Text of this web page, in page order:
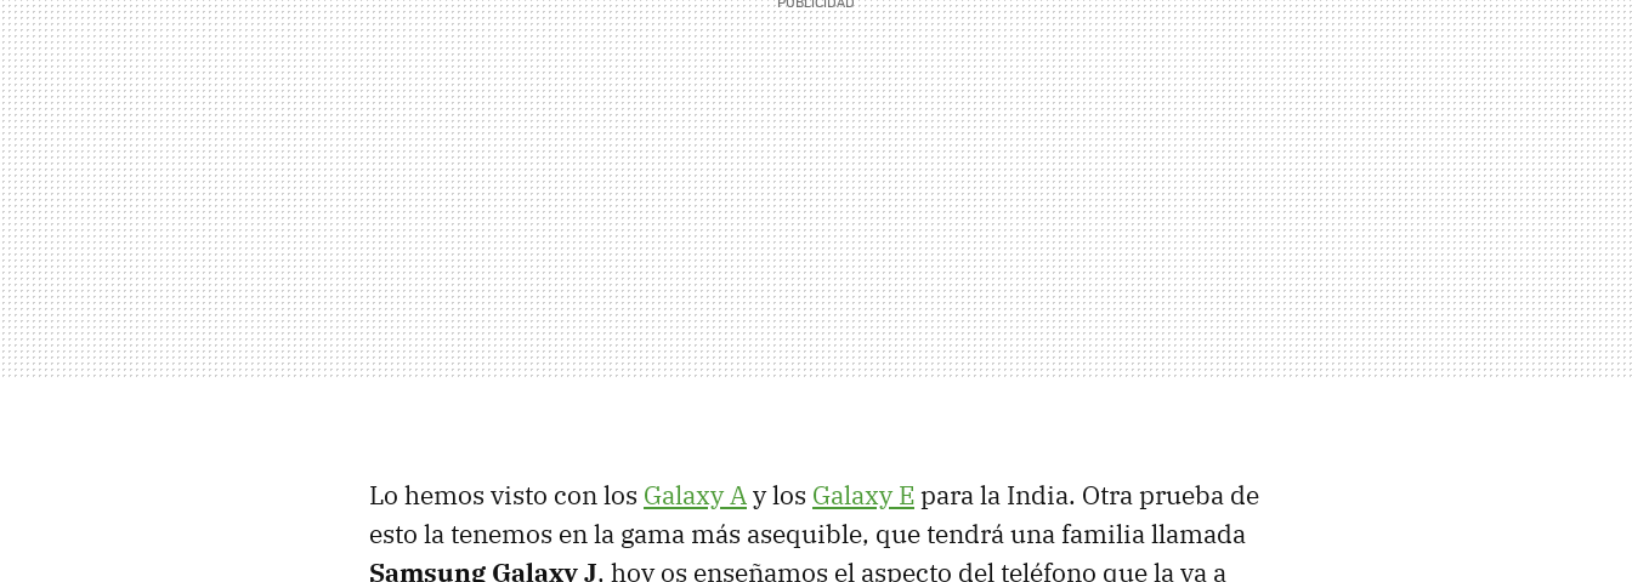
Lo hemos visto con los Galaxy Ay los Galaxy Epara la India. Otra prueba de
esto la tenemos en la gama más asequible, que tendrá una familia llamada
Samsung Galaxy J, hoy os enseñamos el aspecto del teléfono que la va a